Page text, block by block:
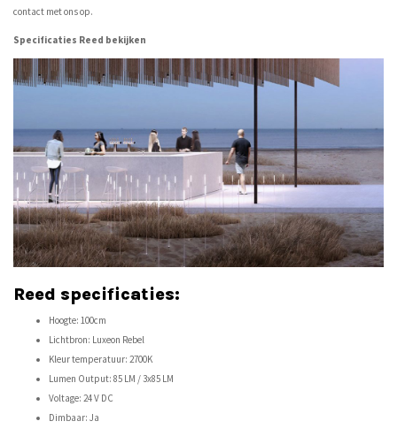
contact met ons op.
Specificaties Reed bekijken
Reed specificaties:
Hoogte: 100cm
Lichtbron: Luxeon Rebel
Kleur temperatuur: 2700K
Lumen Output: 85 LM / 3x85 LM
Voltage: 24 V DC
Dimbaar: Ja